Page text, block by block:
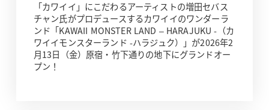
「カワイイ」にこだわるアーティストの増田セバス
チャン氏がプロデュースするカワイイのワンダーラ
ンド「KAWAII MONSTER LAND – HARAJUKU -（カ
ワイイモンスターランド -ハラジュク）」が2026年2
月13日（金）原宿・竹下通りの地下にグランドオー
プン！